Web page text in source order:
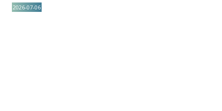
2026-07-06